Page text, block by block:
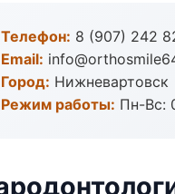
Телефон: 8 (907) 242
Email:
Город: Нижневартовск
Режим работы: Пн-Вс: